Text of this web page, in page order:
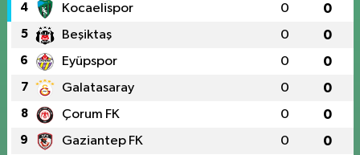
4 Kocaelispor 0 0
5 Beşiktaş 0 0
6 Eyüpspor 0 0
7 Galatasaray 0 0
8 Çorum FK 0 0
9 Gaziantep FK 0 0